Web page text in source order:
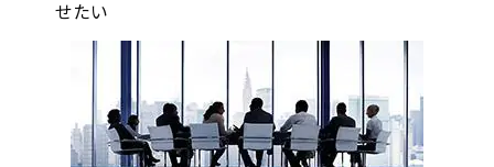
せたい